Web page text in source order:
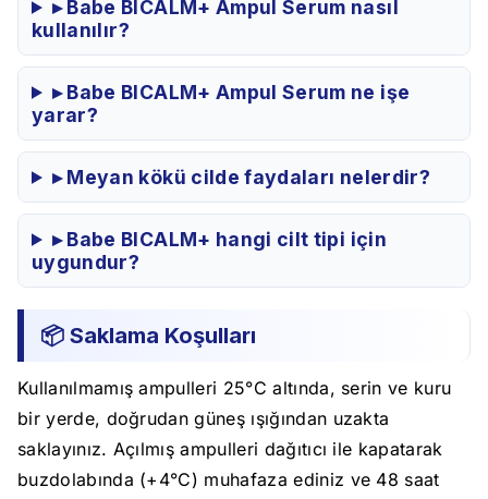
▸ Babe BICALM+ Ampul Serum nasıl
kullanılır?
▸ Babe BICALM+ Ampul Serum ne işe
yarar?
▸ Meyan kökü cilde faydaları nelerdir?
▸ Babe BICALM+ hangi cilt tipi için
uygundur?
📦 Saklama Koşulları
Kullanılmamış ampulleri 25°C altında, serin ve kuru
bir yerde, doğrudan güneş ışığından uzakta
saklayınız. Açılmış ampulleri dağıtıcı ile kapatarak
buzdolabında (+4°C) muhafaza ediniz ve 48 saat